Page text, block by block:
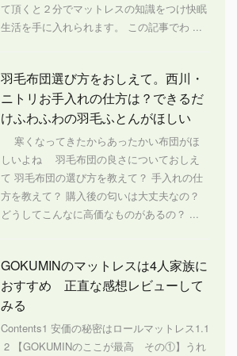
て頂くと２分でマットレスの知識をつけ快眠
生活を手に入れられます。 この記事でわ ...
羽毛布団選び方をおしえて。西川・
ニトリお手入れの仕方は？できるだ
けふわふわの羽毛ふとんがほしい
寒くなってきたからあったかい布団がほ
しいよね 羽毛布団の良さについておしえ
て 羽毛布団の選び方を教えて？ 手入れの仕
方を教えて？ 購入後の匂いは大丈夫なの？
どうしてこんなに高価なものがあるの？ ...
GOKUMINのマットレスは4人家族に
おすすめ 正直な感想レビューして
みる
Contents1 安価の秘密はロールマットレス1.1
2 【GOKUMINのここが最高 その①】うれ